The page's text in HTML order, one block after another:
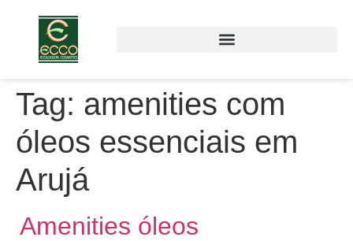
Tag: amenities com
óleos essenciais em
Arujá
Amenities óleos